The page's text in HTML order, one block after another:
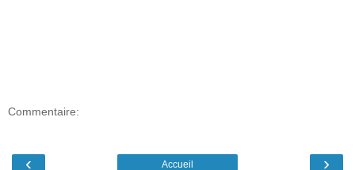
Commentaire:
‹ ›
Accueil